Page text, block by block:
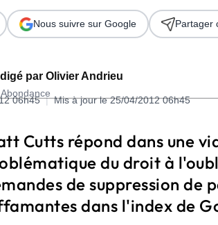
l'Ebook
Edition 2026
par Olivier Andrieu
06h45 | Mis à jour le 25/04/2012 06h45
Nous suivre sur Google Partager
Cutts répond dans une
du droit à
de suppression de
dans l'index de